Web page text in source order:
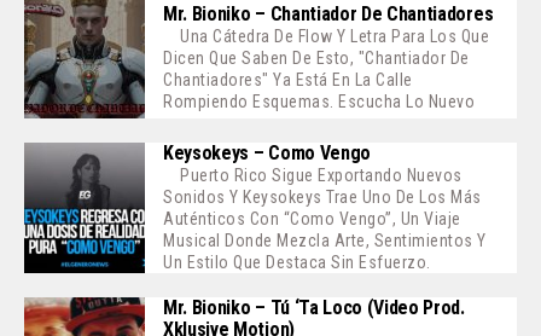
Mr. Bioniko – Chantiador De Chantiadores
Una Cátedra De Flow Y Letra Para Los Que
Dicen Que Saben De Esto, "Chantiador De
Chantiadores" Ya Está En La Calle
Rompiendo Esquemas. Escucha Lo Nuevo
Keysokeys – Como Vengo
Puerto Rico Sigue Exportando Nuevos
Sonidos Y Keysokeys Trae Uno De Los Más
Auténticos Con “Como Vengo”, Un Viaje
Musical Donde Mezcla Arte, Sentimientos Y
Un Estilo Que Destaca Sin Esfuerzo.
Mr. Bioniko – Tú ‘ta Loco (Video Prod.
Xklusive Motion)